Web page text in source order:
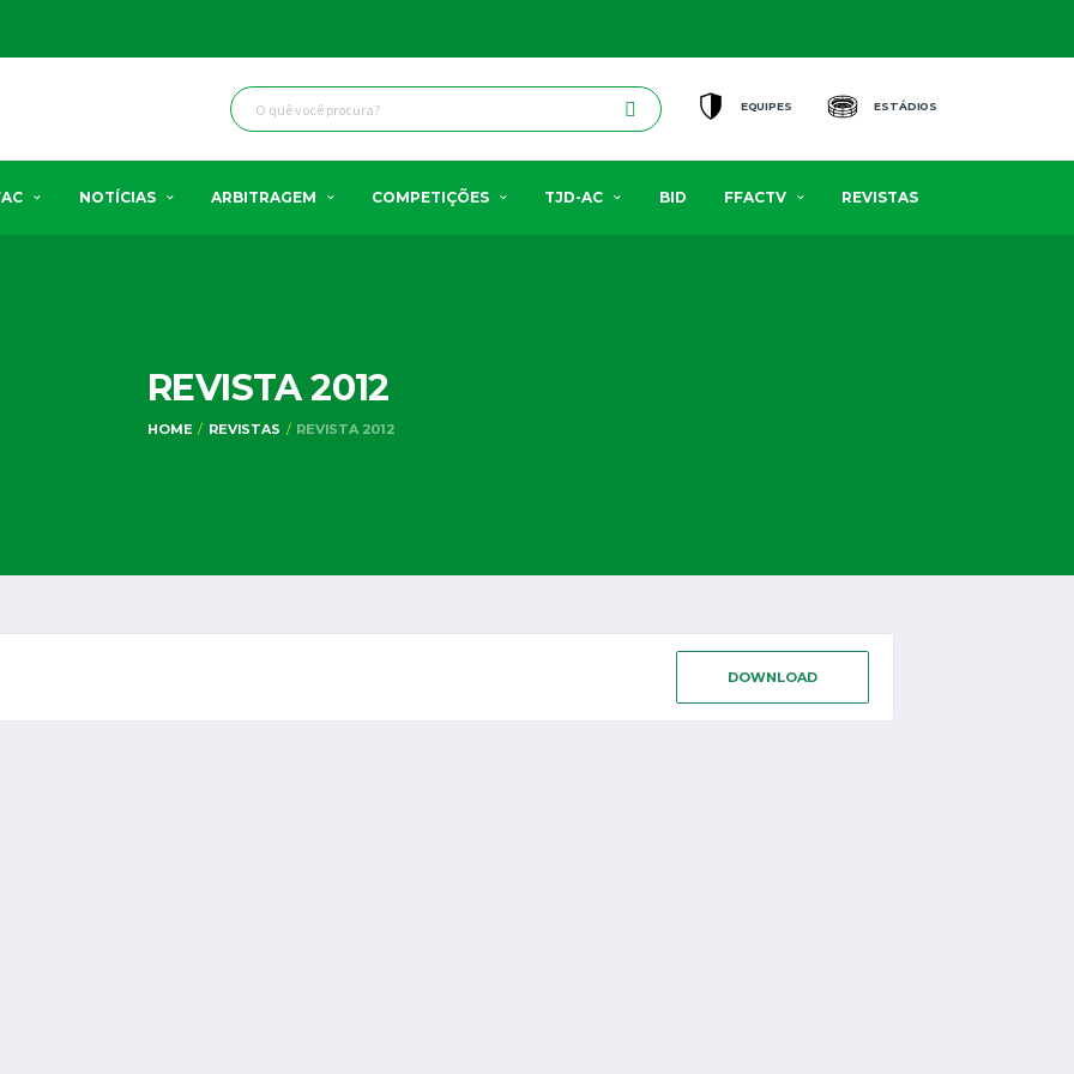
EQUIPES ESTÁDIOS
NOTÍCIAS ARBITRAGEM COMPETIÇÕES TJD-AC BID FFACTV REVISTAS
REVISTA 2012
HOME REVISTAS REVISTA 2012
DOWNLOAD